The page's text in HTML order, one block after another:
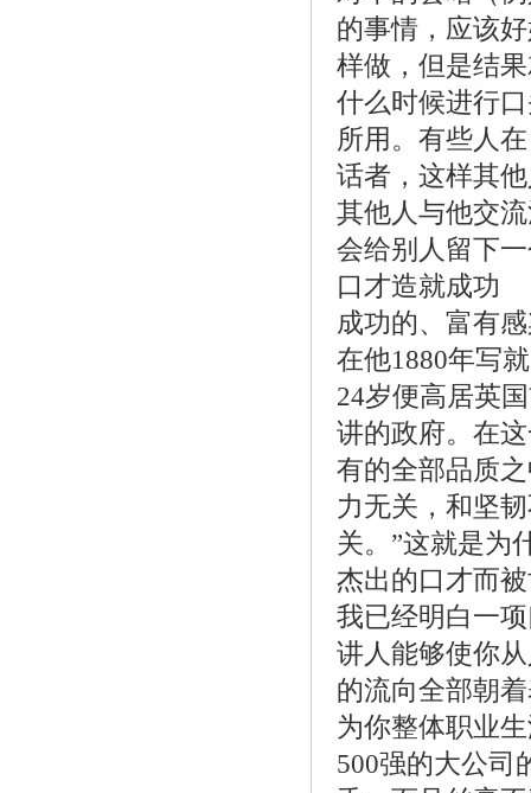
的事情，应该
样做，但是结
什么时候进行
所用。有些人
话者，这样其
其他人与他交
会给别人留下
口才造就成功
成功的、富有
在他1880年写
24岁便高居英
讲的政府。在
有的全部品质
力无关，和坚
关。”这就是为
杰出的口才而
我已经明白一
讲人能够使你
的流向全部朝
为你整体职业
500强的大公司